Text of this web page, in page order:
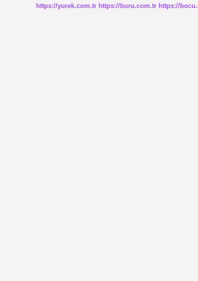
https://yurek.com.tr https://buru.com.tr https://